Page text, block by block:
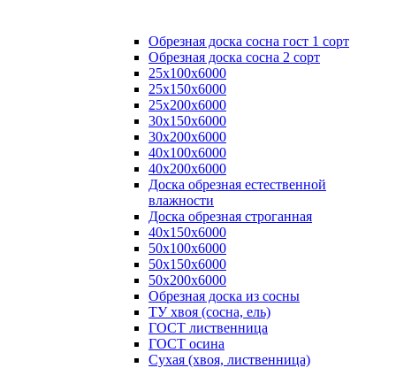
Обрезная доска сосна гост 1 сорт
Обрезная доска сосна 2 сорт
25х100х6000
25х150х6000
25х200х6000
30х150х6000
30х200х6000
40х100х6000
40х200х6000
Доска обрезная естественной
влажности
Доска обрезная строганная
40х150х6000
50х100х6000
50х150х6000
50х200х6000
Обрезная доска из сосны
ТУ хвоя (сосна, ель)
ГОСТ лиственница
ГОСТ осина
Сухая (хвоя, лиственница)